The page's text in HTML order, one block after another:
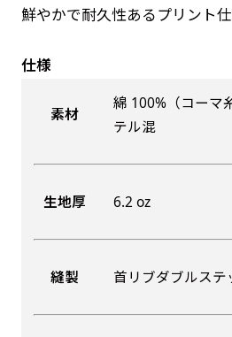
鮮やかで耐久性あるプリント仕
仕様
素材
綿 100%（コーマ
テル混
生地厚 6.2 oz
縫製 首リブダブルス
吊り下げ旗
掛け軸のように吊り下げ式に
際の装飾などにとてもお役立
吊り下げ旗
掛け軸のように吊り下げ式に
際の装飾などにとてもお役立